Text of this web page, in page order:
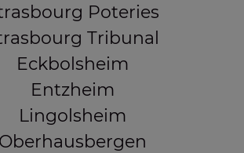
Poteries
Tribunal
Eckbolsheim
Entzheim
Lingolsheim
Oberhausbergen